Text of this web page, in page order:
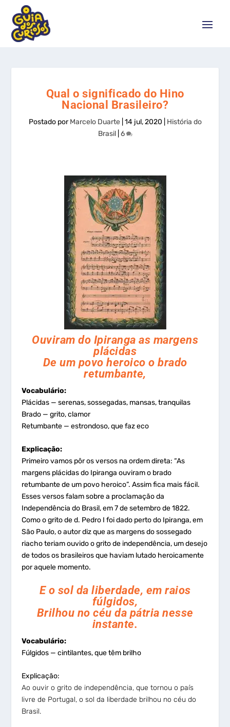
Qual o significado do Hino
Nacional Brasileiro?
Postado porMarcelo Duarte| 14 jul, 2020
História do
Brasil| 6
Ouviram do Ipiranga as margens
plácidas
De um povo heroico o brado
retumbante,
Vocabulário:
Plácidas — serenas, sossegadas, mansas, tranquilas
Brado — grito, clamor
Retumbante — estrondoso, que faz eco
Explicação:
Primeiro vamos pôr os versos na ordem direta: “As
margens plácidas do Ipiranga ouviram o brado
retumbante de um povo heroico”. Assim fica mais fácil.
Esses versos falam sobre a proclamação da
Independência do Brasil, em 7 de setembro de 1822.
Como o grito de d. Pedro I foi dado perto do Ipiranga, em
São Paulo, o autor diz que as margens do sossegado
riacho teriam ouvido o grito de independência, um desejo
de todos os brasileiros que haviam lutado heroicamente
por aquele momento.
E o sol da liberdade, em raios
fúlgidos,
Brilhou no céu da pátria nesse
instante.
Vocabulário:
Fúlgidos — cintilantes, que têm brilho
Explicação:
Ao ouvir o grito de independência, que tornou o país
livre de Portugal, o sol da liberdade brilhou no céu do
Brasil.